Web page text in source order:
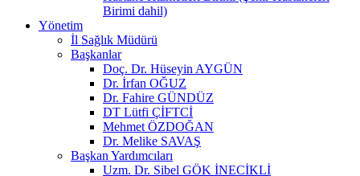
Birimi dahil)
Yönetim
İl Sağlık Müdürü
Başkanlar
Doç. Dr. Hüseyin AYGÜN
Dr. İrfan OĞUZ
Dr. Fahire GÜNDÜZ
DT Lütfi ÇİFTCİ
Mehmet ÖZDOĞAN
Dr. Melike SAVAŞ
Başkan Yardımcıları
Uzm. Dr. Sibel GÖK İNECİKLİ